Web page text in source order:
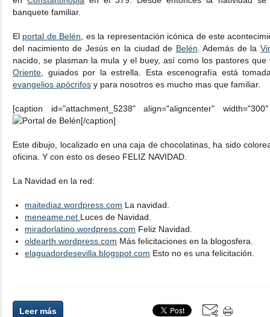
banquete familiar.
El portal de Belén , es la representación icónica de este
del nacimiento de Jesús en la ciudad de Belén . Además de la
nacido, se plasman la mula y el buey, así como los pastores
Oriente , guiados por la estrella. Esta escenografía está
evangelios apócrifos y para nosotros es mucho mas que familiar.
[caption id="attachment_5238" align="aligncenter"
[/caption]
Este dibujo, localizado en una caja de chocolatinas, ha sido
oficina. Y con esto os deseo FELIZ NAVIDAD.
La Navidad en la red:
maitediaz.wordpress.com La navidad.
meneame.net Luces de Navidad.
miradorlatino.wordpress.com Feliz Navidad.
oldearth.wordpress.com Más felicitaciones en la blogosfera.
elaguadordesevilla.blogspot.com Esto no es una felicitación.
Leer más